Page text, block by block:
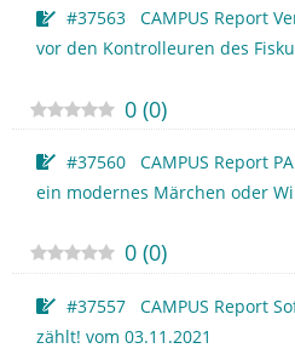
#37563 CAMPUS Report
vor den Kontrolleuren des
0 (0)
#37560 CAMPUS Report
ein modernes Märchen oder
0 (0)
#37557 CAMPUS Report
zählt! vom 03.11.2021